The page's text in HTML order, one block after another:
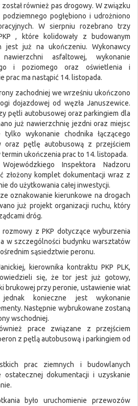
również pas drogowy. W związku
pogłębiono i udrożniono
W sierpniu rozebrano trzy
, które kolidowały z budowanym
jest już na ukończeniu. Wykonawcy
asfaltowej, wykonanie
i poziomego oraz oświetlenia i
prac ma nastąpić 14. listopada.
zachodniej we wrześniu ukończono
dojazdowej od węzła Januszewice.
pętli autobusowej oraz parkingiem dla
już nawierzchnię jezdni oraz miejsc
tylko wykonanie chodnika łączącego
oraz pętlę autobusową z przejściem
ukończenia prac to 14. listopada.
Inspektora Nadzoru
złożony komplet dokumentacji wraz z
do użytkowania całej inwestycji.
oznakowanie kierunkowe na drogach
już projekt organizacji ruchu, który
dróg.
z PKP dotyczące wyburzenia
w szczególności budynku warsztatów
sąsiedztwie peronu.
kierownika kontraktu PKP PLK,
się, że tor jest już gotowy,
brukowej przy peronie, ustawienie wiat
konieczne jest wykonanie
Następnie wybrukowane zostaną
wschodniej.
prace związane z przejściem
z pętlą autobusową i parkingiem od
prac ziemnych i budowlanych
ostatecznej dokumentacji i uzyskanie
było uruchomienie przewozów